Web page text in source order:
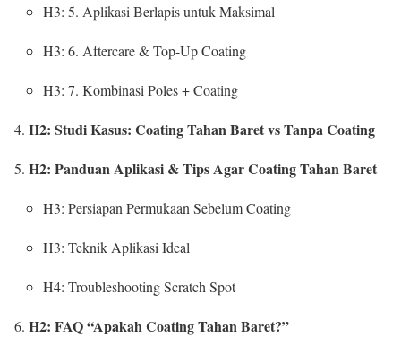
H3: 5. Aplikasi Berlapis untuk Maksimal
H3: 6. Aftercare & Top-Up Coating
H3: 7. Kombinasi Poles + Coating
H2: Studi Kasus: Coating Tahan Baret vs Tanpa Coating
H2: Panduan Aplikasi & Tips Agar Coating Tahan Baret
H3: Persiapan Permukaan Sebelum Coating
H3: Teknik Aplikasi Ideal
H4: Troubleshooting Scratch Spot
H2: FAQ “Apakah Coating Tahan Baret?”